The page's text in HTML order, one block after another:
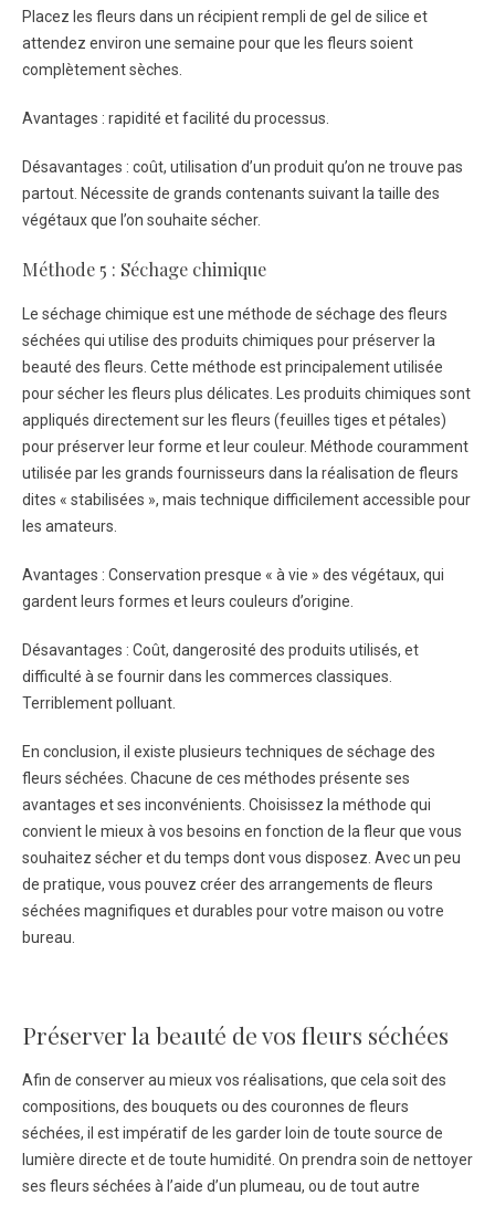
Placez les fleurs dans un récipient rempli de gel de silice et
attendez environ une semaine pour que les fleurs soient
complètement sèches.
Avantages : rapidité et facilité du processus.
Désavantages : coût, utilisation d’un produit qu’on ne trouve pas
partout. Nécessite de grands contenants suivant la taille des
végétaux que l’on souhaite sécher.
Méthode 5 : Séchage chimique
Le séchage chimique est une méthode de séchage des fleurs
séchées qui utilise des produits chimiques pour préserver la
beauté des fleurs. Cette méthode est principalement utilisée
pour sécher les fleurs plus délicates. Les produits chimiques sont
appliqués directement sur les fleurs (feuilles tiges et pétales)
pour préserver leur forme et leur couleur. Méthode couramment
utilisée par les grands fournisseurs dans la réalisation de fleurs
dites « stabilisées », mais technique difficilement accessible pour
les amateurs.
Avantages : Conservation presque « à vie » des végétaux, qui
gardent leurs formes et leurs couleurs d’origine.
Désavantages : Coût, dangerosité des produits utilisés, et
difficulté à se fournir dans les commerces classiques.
Terriblement polluant.
En conclusion, il existe plusieurs techniques de séchage des
fleurs séchées. Chacune de ces méthodes présente ses
avantages et ses inconvénients. Choisissez la méthode qui
convient le mieux à vos besoins en fonction de la fleur que vous
souhaitez sécher et du temps dont vous disposez. Avec un peu
de pratique, vous pouvez créer des arrangements de fleurs
séchées magnifiques et durables pour votre maison ou votre
bureau.
Préserver la beauté de vos fleurs séchées
Afin de conserver au mieux vos réalisations, que cela soit des
compositions, des bouquets ou des couronnes de fleurs
séchées, il est impératif de les garder loin de toute source de
lumière directe et de toute humidité. On prendra soin de nettoyer
ses fleurs séchées à l’aide d’un plumeau, ou de tout autre